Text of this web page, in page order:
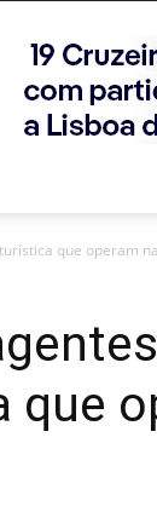
que operam